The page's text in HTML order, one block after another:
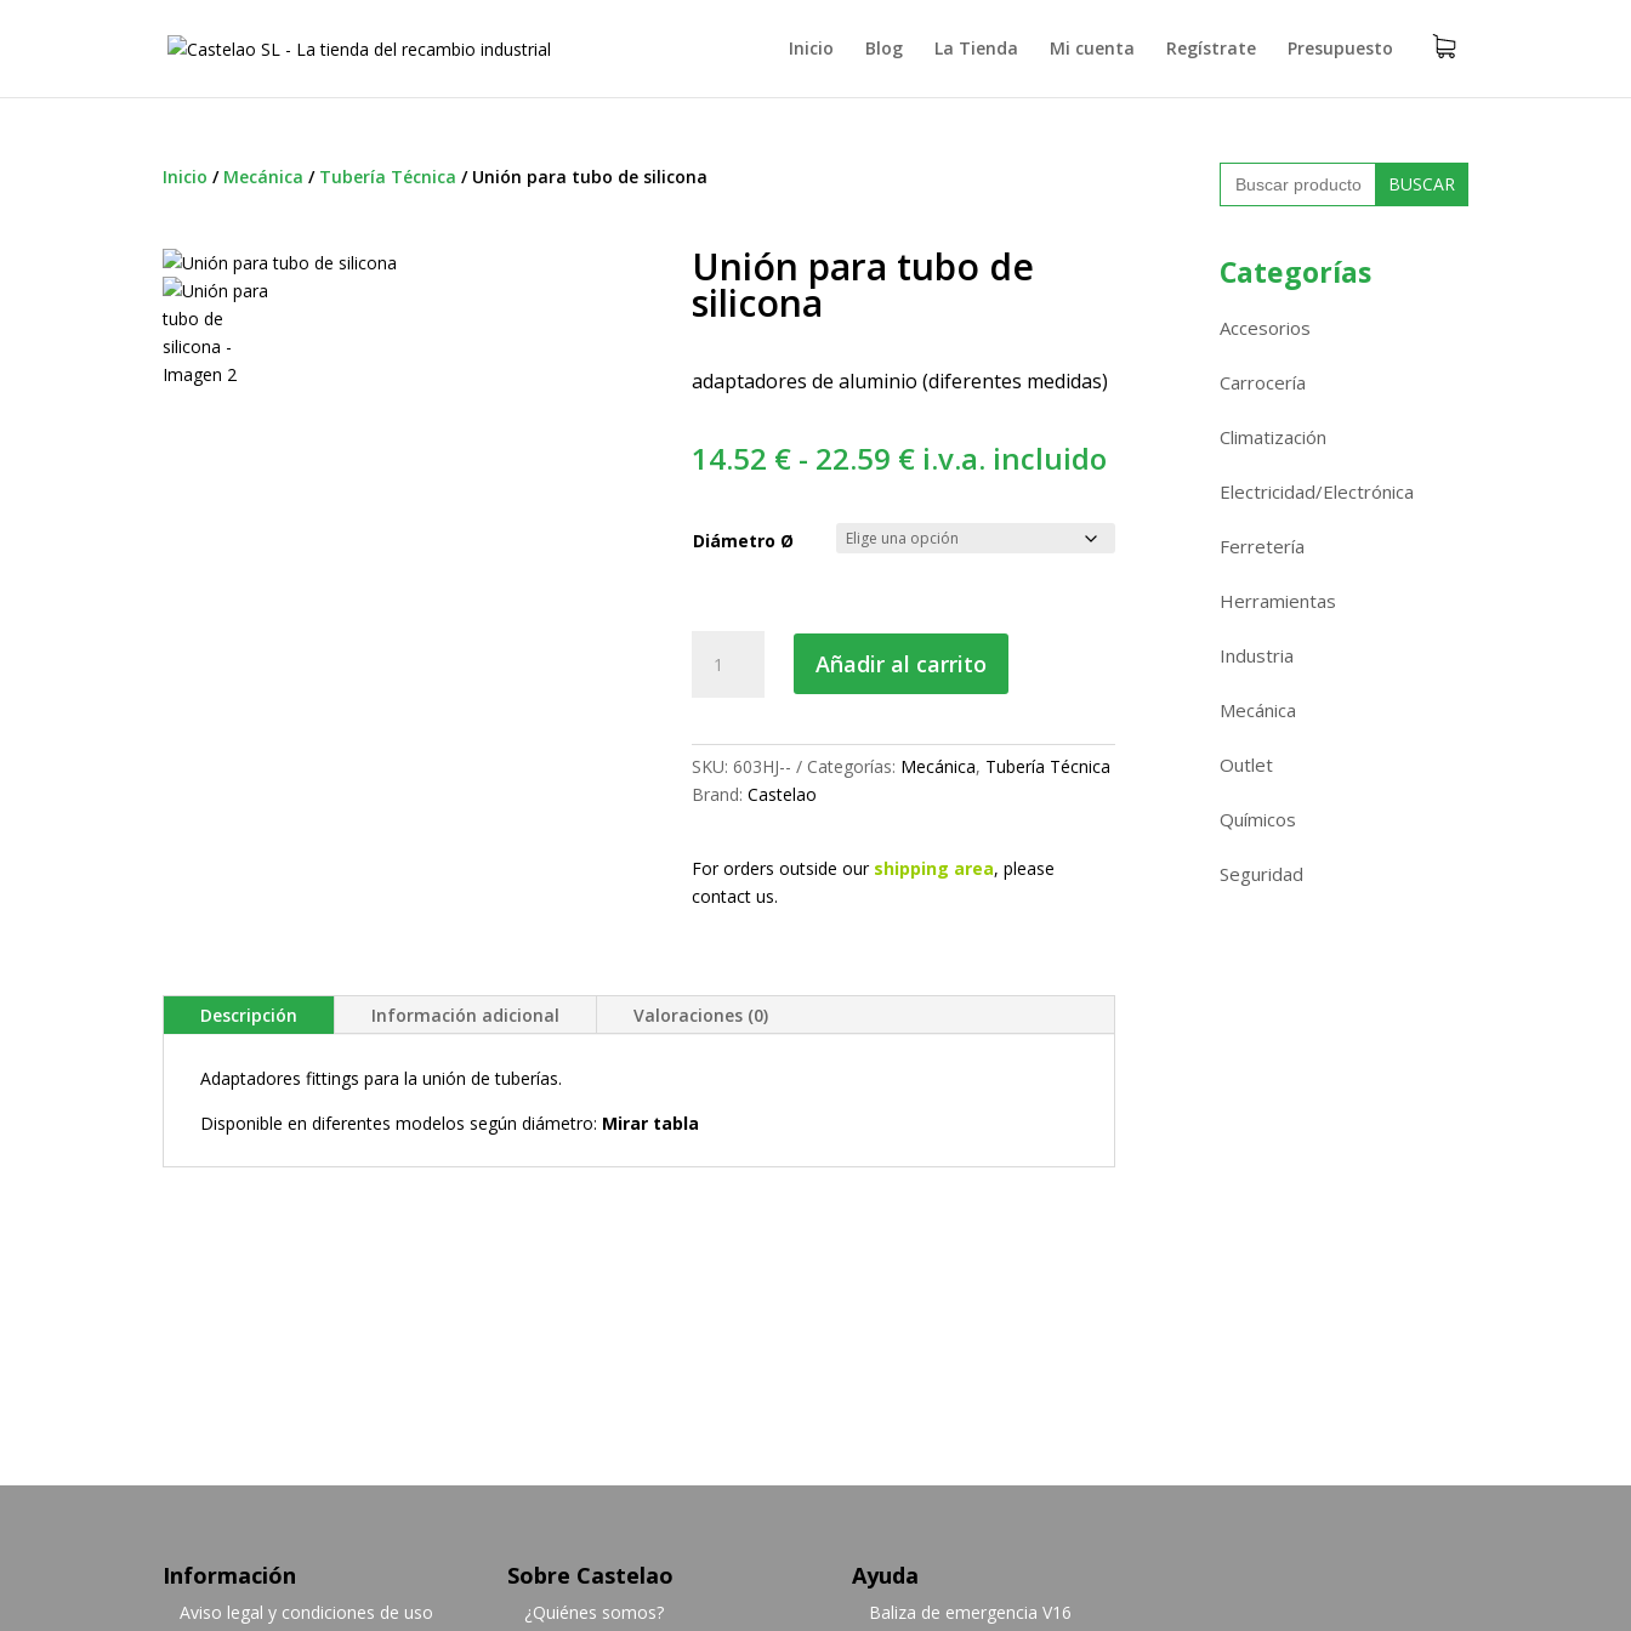
Inicio Blog La Tienda Mi cuenta Regístrate Presupuesto
Inicio / Mecánica / Tubería Técnica / Unión para tubo de silicona
Unión para tubo de
silicona
adaptadores de aluminio (diferentes medidas)
14.52 € - 22.59 €Rango
precios:
desde
hasta
22.59 €
i.v.a. incluido
Diámetro Ø
para
cantidad
Añadir al carrito
SKU: 603HJ-- Categorías: Mecánica, Tubería Técnica
Brand: Castelao
For orders outside our shipping area, please
contact us.
Descripción Información adicional Valoraciones (0)
Adaptadores fittings para la unión de tuberías.
Disponible en diferentes modelos según diámetro: Mirar tabla
Buscar:
Categorías
Accesorios
Carrocería
Climatización
Electricidad/Electrónica
Ferretería
Herramientas
Industria
Mecánica
Outlet
Químicos
Seguridad
Información
Aviso legal y condiciones de uso
Sobre Castelao
¿Quiénes somos?
Ayuda
Baliza de emergencia V16